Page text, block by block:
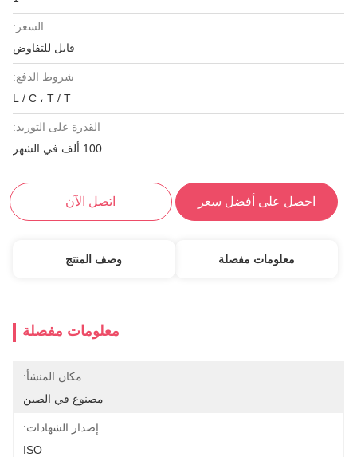
السعر:
قابل للتفاوض
شروط الدفع:
L / C ، T / T
القدرة على التوريد:
100 ألف في الشهر
احصل على أفضل سعر اتصل الآن
معلومات مفصلة وصف المنتج
معلومات مفصلة
مكان المنشأ:
مصنوع في الصين
إصدار الشهادات:
ISO